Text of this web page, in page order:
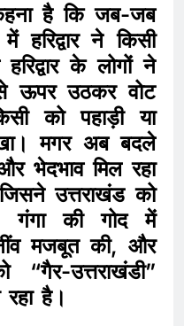
है कि जब-जब
हरिद्वार ने किसी
के लोगों ने
ऊपर उठकर वोट
को पहाड़ी या
मगर अब बदले
भेदभाव मिल रहा
उत्तराखंड को
गंगा की गोद में
मजबूत की, और
उत्तराखंडी”
है।